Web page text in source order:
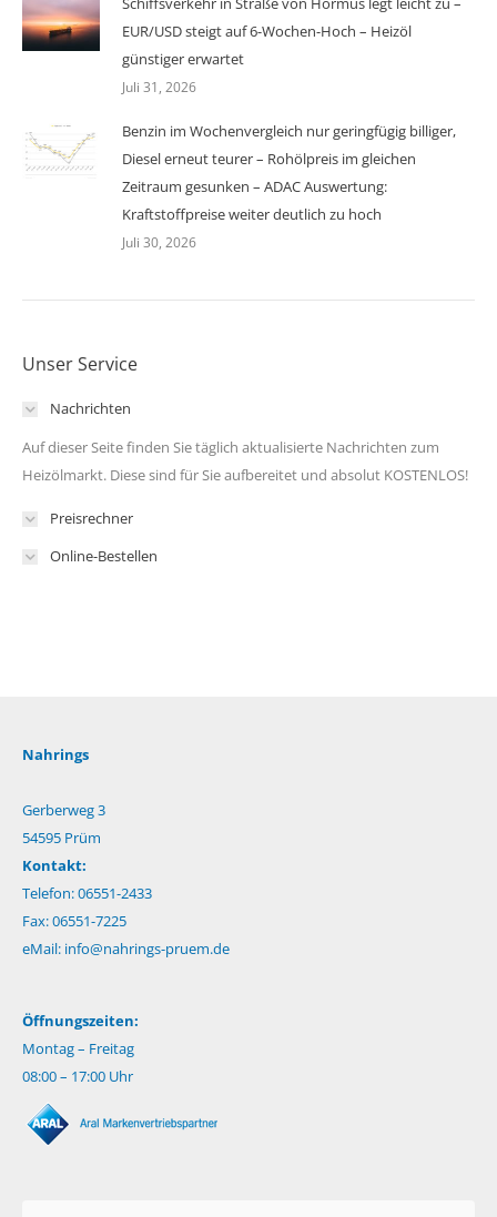
EUR/USD steigt auf 6-Wochen-Hoch – Heizöl
günstiger erwartet
Juli 31, 2026
Benzin im Wochenvergleich nur geringfügig billiger,
Diesel erneut teurer – Rohölpreis im gleichen
Zeitraum gesunken – ADAC Auswertung:
Kraftstoffpreise weiter deutlich zu hoch
Juli 30, 2026
Unser Service
Nachrichten
Auf dieser Seite finden Sie täglich aktualisierte Nachrichten zum
Heizölmarkt. Diese sind für Sie aufbereitet und absolut KOSTENLOS!
Preisrechner
Online-Bestellen
Nahrings
Gerberweg 3
54595 Prüm
Kontakt:
Telefon: 06551-2433
Fax: 06551-7225
eMail: info@nahrings-pruem.de
Öffnungszeiten:
Montag – Freitag
08:00 – 17:00 Uhr